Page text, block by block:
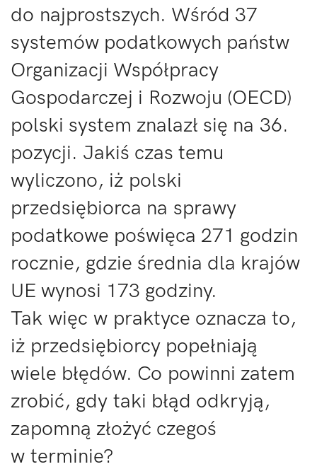
do najprostszych. Wśród 37
systemów podatkowych państw
Organizacji Współpracy
Gospodarczej i Rozwoju (OECD)
polski system znalazł się na 36.
pozycji. Jakiś czas temu
wyliczono, iż polski
przedsiębiorca na sprawy
podatkowe poświęca 271 godzin
rocznie, gdzie średnia dla krajów
UE wynosi 173 godziny.
Tak więc w praktyce oznacza to,
iż przedsiębiorcy popełniają
wiele błędów. Co powinni zatem
zrobić, gdy taki błąd odkryją,
zapomną złożyć czegoś
w terminie?